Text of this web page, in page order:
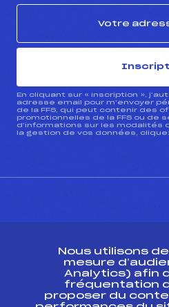
En cliquant sur « inscription »,
adresse email pour m’envoyer
de la FFS, qui peut contenir des
promotionnelles de la FFS ou de
d’informations sur les modalités
la gestion de vos données,
ESPACE PRESSE
Ressources
Nous utilisons
mesure
Analytics) afin
fréquentation
proposer du